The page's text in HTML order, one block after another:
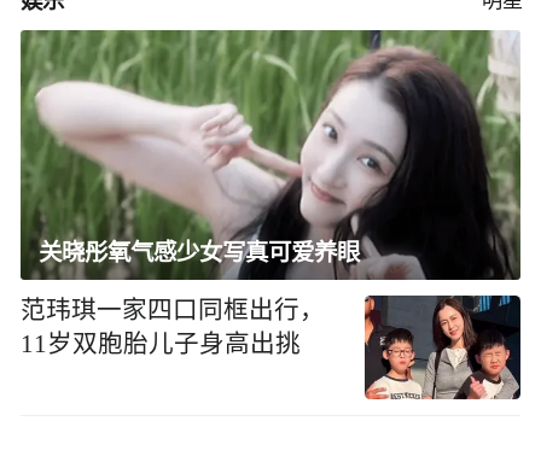
关晓彤氧气感少女写真可爱养眼
范玮琪一家四口同框出行，
11岁双胞胎儿子身高出挑